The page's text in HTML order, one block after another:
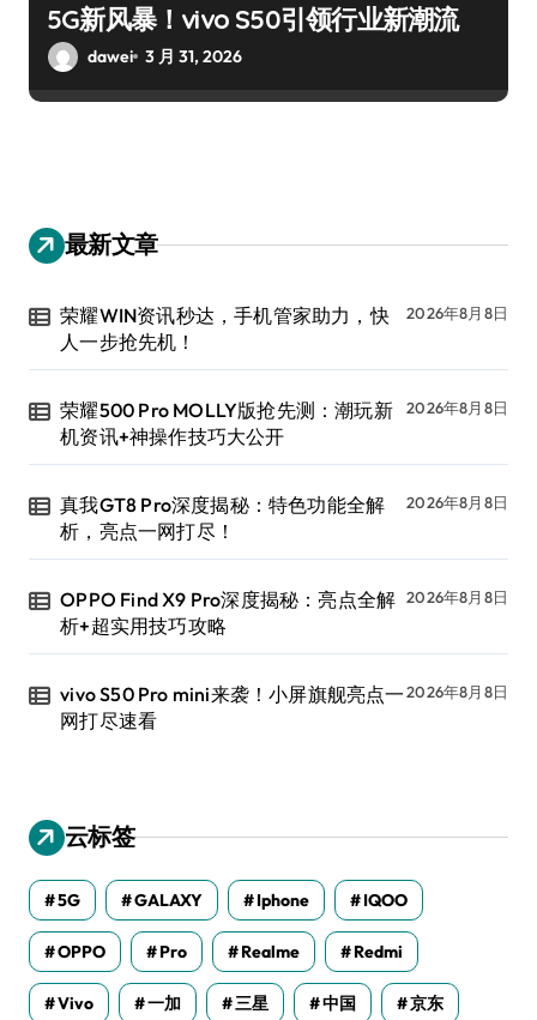
5G新风暴！vivo S50引领行业新潮流
dawei 3 月 31, 2026
最新文章
荣耀WIN资讯秒达，手机管家助力，快
人一步抢先机！
2026年8月8日
荣耀500 Pro MOLLY版抢先测：潮玩新
机资讯+神操作技巧大公开
2026年8月8日
真我GT8 Pro深度揭秘：特色功能全解
析，亮点一网打尽！
2026年8月8日
OPPO Find X9 Pro深度揭秘：亮点全解
析+超实用技巧攻略
2026年8月8日
vivo S50 Pro mini来袭！小屏旗舰亮点一
网打尽速看
2026年8月8日
云标签
5G GALAXY Iphone IQOO
OPPO Pro Realme Redmi
Vivo 一加 三星 中国 京东